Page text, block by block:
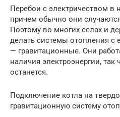
Перебои с электричеством в
причем обычно они
Поэтому во многих селах и
делать системы отопления с
— гравитационные. Они
наличия электроэнергии, так
останется.
Подключение котла на
гравитационную систему